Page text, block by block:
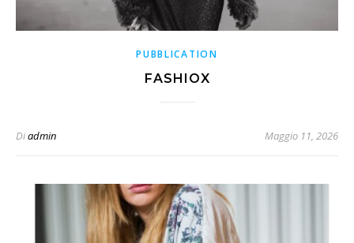
PUBBLICATION
FASHIOX
Diadmin Maggio 11, 2026